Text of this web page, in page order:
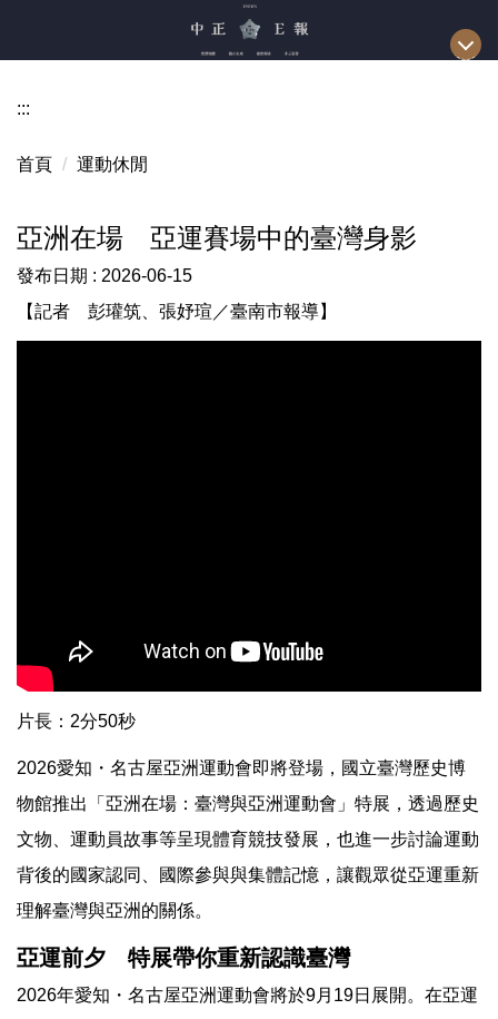
區
:::
首頁 運動休閒
亞洲在場 亞運賽場中的臺灣身影
發布日期 : 2026-06-15
【記者 彭瓘筑、張妤瑄／臺南市報導】
片長：2分50秒
2026愛知・名古屋亞洲運動會即將登場，國立臺灣歷史博
物館推出「亞洲在場：臺灣與亞洲運動會」特展，透過歷史
文物、運動員故事等呈現體育競技發展，也進一步討論運動
背後的國家認同、國際參與與集體記憶，讓觀眾從亞運重新
理解臺灣與亞洲的關係。
亞運前夕 特展帶你重新認識臺灣
2026年愛知・名古屋亞洲運動會將於9月19日展開。在亞運